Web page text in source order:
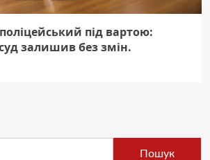
під вартою:
залишив без змін.
Пошук